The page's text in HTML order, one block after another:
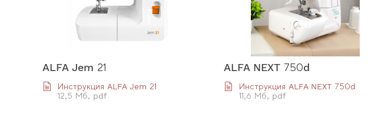
ALFA Jem 21
Инструкция ALFA Jem 21
12,5 Мб, pdf
ALFA NEXT 750d
Инструкция ALFA NEXT 750d
11,6 Мб, pdf